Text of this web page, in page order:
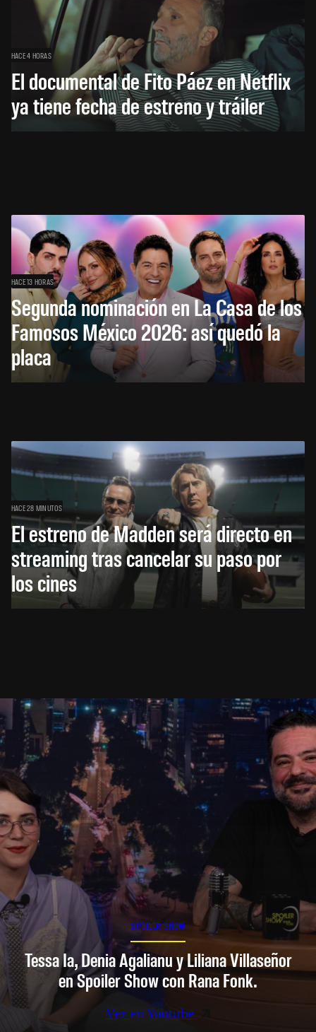
HACE 4 HORAS
El documental de Fito Páez en Netflix
ya tiene fecha de estreno y tráiler
HACE 13 HORAS
Segunda nominación en La Casa de los
Famosos México 2026: así quedó la
placa
HACE 28 MINUTOS
El estreno de Madden será directo en
streaming tras cancelar su paso por
los cines
SPOILER SHOW
Tessa Ia, Denia Agalianu y Liliana Villaseñor
en Spoiler Show con Rana Fonk.
Ver en Youtube